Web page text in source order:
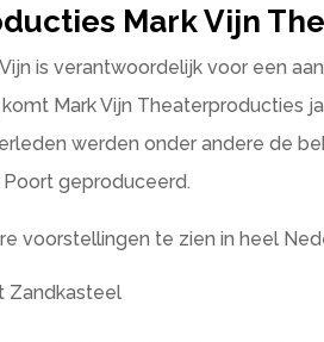
Mark Vijn
is verantwoordelijk voor een
Mark Vijn Theaterproducties
werden onder andere de
Poort geproduceerd.
voorstellingen te zien in heel
Zandkasteel